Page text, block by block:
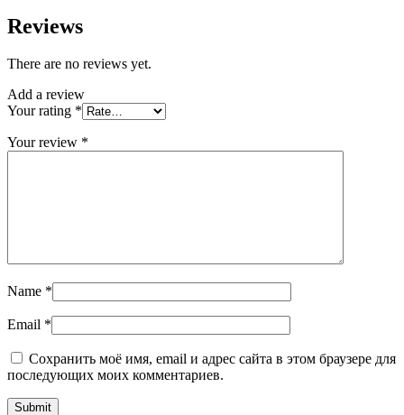
Reviews
There are no reviews yet.
Add a review
Your rating *
Your review *
Name *
Email *
Сохранить моё имя, email и адрес сайта в этом браузере для
последующих моих комментариев.